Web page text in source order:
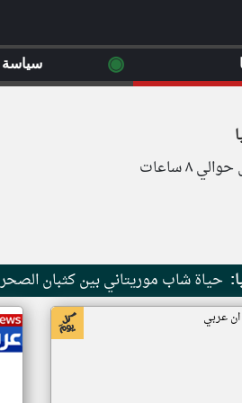
٨ ساعات
حياة شاب موريتاني بين كثبان
عربي
◉ سياسة